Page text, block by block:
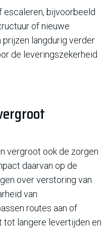
bijvoorbeeld
of nieuwe
prijzen langdurig verder
de leveringszekerheid
vergroot ook de zorgen
daarvan op de
over verstoring van
van
routes aan of
langere levertijden en